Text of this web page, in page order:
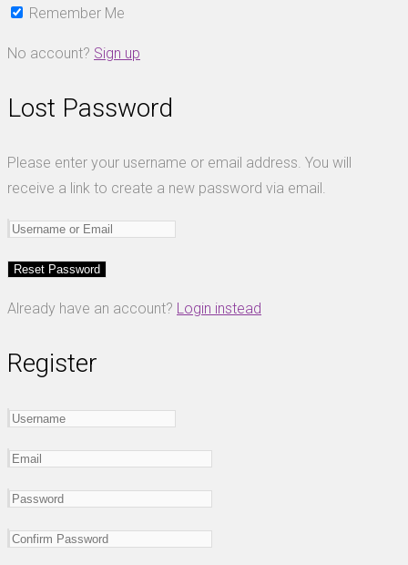
Remember Me
No account? Sign up
Lost Password
Please enter your username or email address. You will
receive a link to create a new password via email.
Already have an account? Login instead
Register